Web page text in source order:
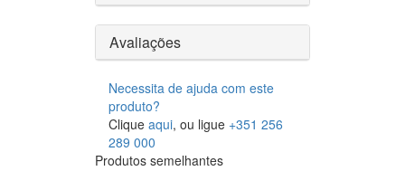
Avaliações
Necessita de ajuda com este
produto?
Clique aqui, ou ligue +351 256
289 000
Produtos semelhantes